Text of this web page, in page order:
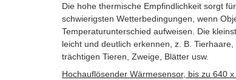
Die hohe thermische Empfindlichkeit sorgt
schwierigsten Wetterbedingungen, wenn
Temperaturunterschied aufweisen. Die
leicht und deutlich erkennen, z. B.
trächtigen Tieren, Zweige, Blätter usw.
Hochauflösender Wärmesensor, bis zu 640